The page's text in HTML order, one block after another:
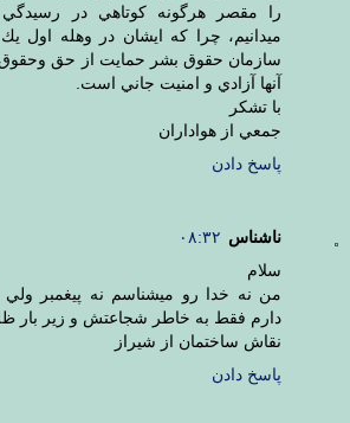
را مقصر هرگونه كوتاهي در
ميدانيم، چرا كه ايشان در وهله اول
سازمان حقوق بشر حمايت از حق وحقوق
آنها آزادي و امنيت جاني است.
با تشكر
جمعي از هواداران
پاسخ دادن
ناشناس ۰۸:۳۲
سلام
من نه خدا رو ميشناسم نه پيغمبر
دارم فقط به خاطر شجاعتش و زير بار
نقاش ساختمان از شيراز
پاسخ دادن